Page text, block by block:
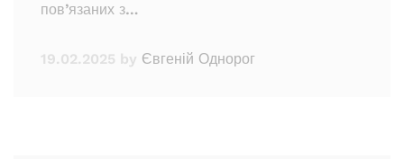
пов’язаних з…
19.02.2025 by Євгеній Однорог